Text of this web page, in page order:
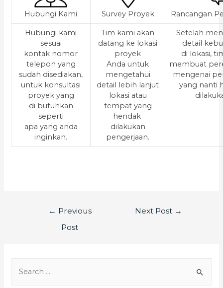
Hubungi Kami Survey Proyek Rancangan
Hubungi kami
sesuai
kontak nomor
telepon yang
sudah disediakan,
untuk konsultasi
proyek yang
di butuhkan
seperti
apa yang anda
inginkan.
Tim kami akan
datang ke lokasi
proyek
Anda untuk
mengetahui
detail lebih lanjut
lokasi atau
tempat yang
hendak
dilakukan
pengerjaan.
Setelah
detail
di lokasi,
membuat
mengenai
yang nanti
← Previous
Post
Next Post →